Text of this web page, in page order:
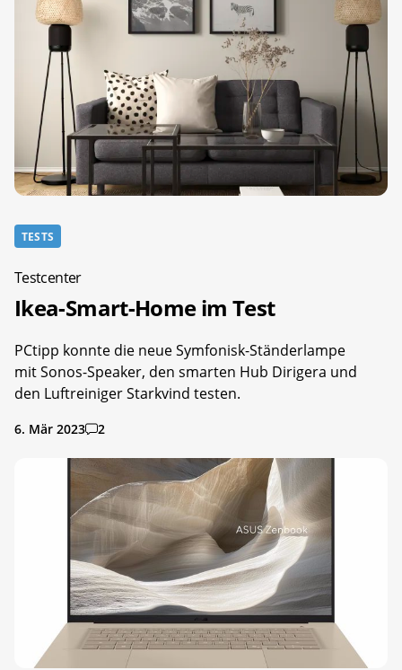
TESTS
Testcenter
Ikea-Smart-Home im Test
PCtipp konnte die neue Symfonisk-Ständerlampe
mit Sonos-Speaker, den smarten Hub Dirigera und
den Luftreiniger Starkvind testen.
6. Mär 2023 2